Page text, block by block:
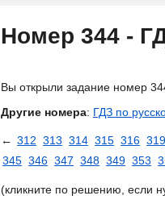
Номер 344 -
Вы открыли задание номер
Другие номера: ГДЗ по
← 312 313 314 315 316 319
345 346 347 348 349 353
(кликните по решению, если